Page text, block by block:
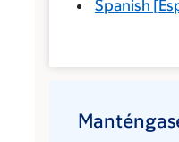
Spanish [